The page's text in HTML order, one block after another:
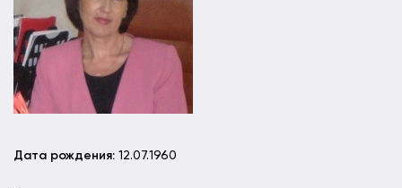
Дата рождения: 12.07.1960